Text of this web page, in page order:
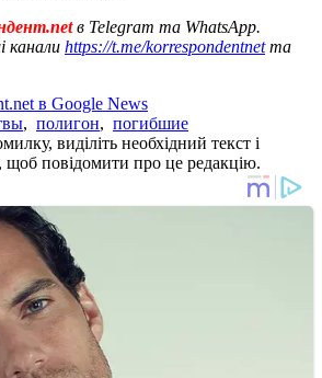
в Telegram та WhatsApp.
канали https://t.me/korrespondentnetта
в Google News
, полигон, погибшие
виділіть необхідний текст і
щоб повідомити про це редакцію.